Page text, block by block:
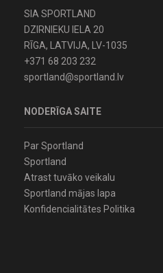
SIA SPORTLAND
DZIRNIEKU IELA 20
RĪGA, LATVIJA, LV-1035
+371 68 203 232
sportland@sportland.lv
NODERĪGA SAITE
Par Sportland
Sportland
Atrast tuvāko veikalu
Sportland mājas lapa
Konfidencialitātes Politika